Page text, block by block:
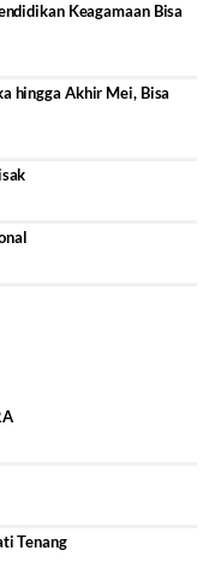
Keagamaan Bisa
hingga Akhir Mei, Bisa
Tenang